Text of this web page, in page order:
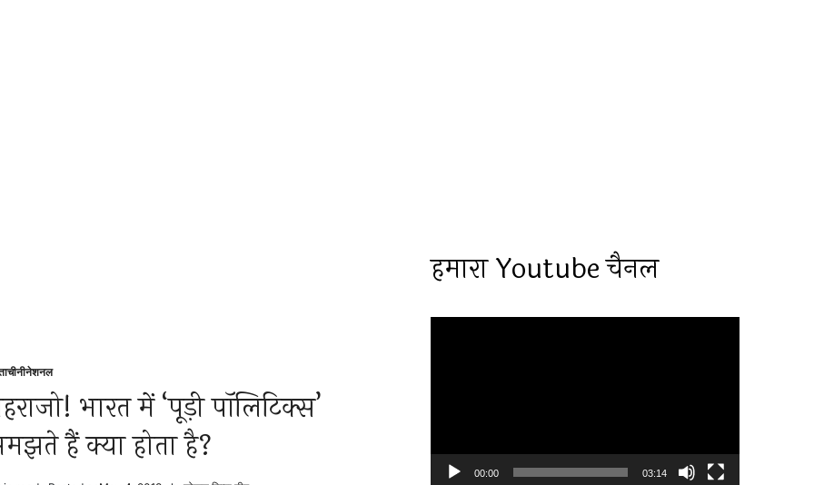
नेशनल
भारत में ‘पूड़ी पॉलिटिक्स’
हैं क्या होता है?
हमारा Youtube चैनल
00:00 03:14